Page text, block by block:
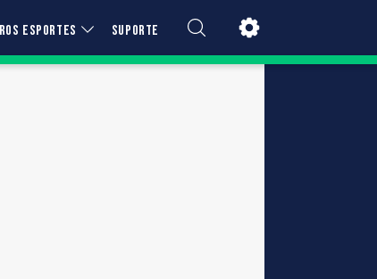
ESPORTES SUPORTE